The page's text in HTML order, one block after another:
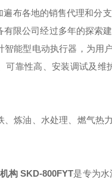
布各地的销售代理和分
限公司经过多年的探索
智能型电动执行器，为
可靠性高、安装调试及
、炼油、水处理、燃气热
构 SKD-800FYT是专为